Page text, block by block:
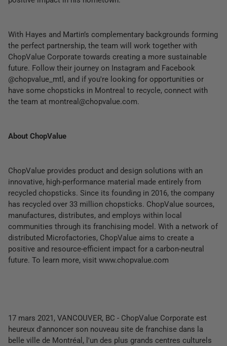
With Hayes and Martin’s complementary backgrounds forming
the perfect partnership, the team will work together with
ChopValue Corporate towards creating a more sustainable
future. Follow their journey on Instagram and Facebook
@chopvalue_mtl, and if you're looking for opportunities or
have some chopsticks in Montreal to recycle, connect with
the team at montreal@chopvalue.com.
About ChopValue
ChopValue provides product and design solutions with an
innovative, high-performance material made entirely from
recycled chopsticks. Since its founding in 2016, the company
has recycled over 33 million chopsticks. ChopValue sources,
manufactures, distributes, and employs within local
communities through its franchising model. With a network of
distributed Microfactories, ChopValue aims to create a
positive and resource-efficient impact for a carbon-neutral
future. To learn more, visit www.chopvalue.com
17 mars 2021, VANCOUVER, BC - ChopValue Corporate est
heureux d'annoncer son nouveau site de franchise dans la
belle ville de Montréal, l'un des plus grands centres culturels